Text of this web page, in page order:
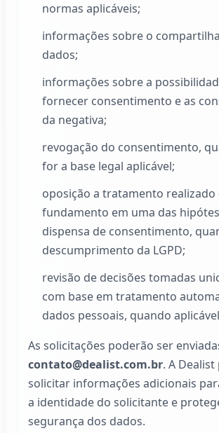
normas aplicáveis;
informações sobre o
dados;
informações sobre a
fornecer consentimento e as
da negativa;
revogação do consentimento,
for a base legal aplicável;
oposição a tratamento realizado
fundamento em uma das
dispensa de consentimento,
descumprimento da LGPD;
revisão de decisões tomadas
com base em tratamento
dados pessoais, quando
As solicitações poderão ser
contato@dealist.com.br. A Dealist
solicitar informações adicionais
a identidade do solicitante e
segurança dos dados.